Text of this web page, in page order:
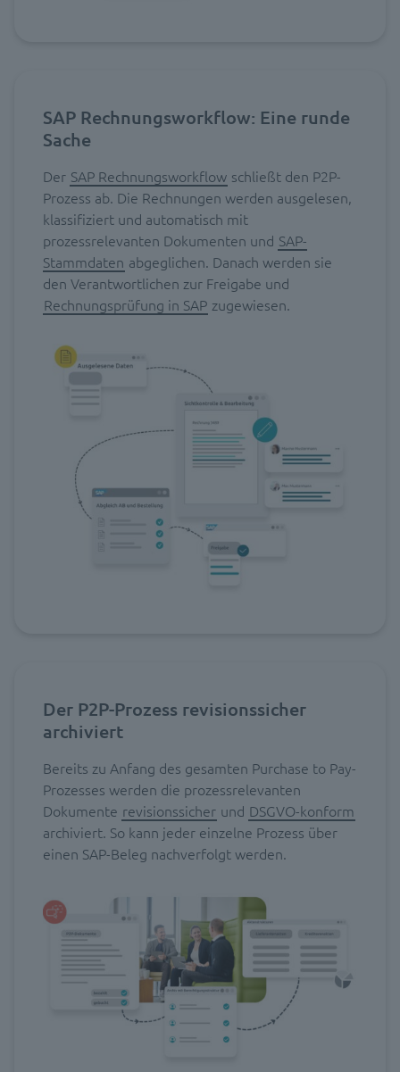
SAP Rechnungsworkflow: Eine runde
Sache
Der SAP Rechnungsworkflow schließt den P2P-
Prozess ab. Die Rechnungen werden ausgelesen,
klassifiziert und automatisch mit
prozessrelevanten Dokumenten und SAP-
Stammdaten abgeglichen. Danach werden sie
den Verantwortlichen zur Freigabe und
Rechnungsprüfung in SAP zugewiesen.
Der P2P-Prozess revisionssicher
archiviert
Bereits zu Anfang des gesamten Purchase to Pay-
Prozesses werden die prozessrelevanten
Dokumente revisionssicher und DSGVO-konform
archiviert. So kann jeder einzelne Prozess über
einen SAP-Beleg nachverfolgt werden.